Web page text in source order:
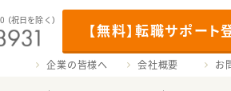
【無料】転職サポート
（祝日を除く）
企業の皆様へ 会社概要 お